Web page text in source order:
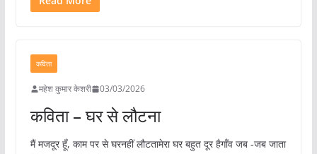
कविता
महेश कुमार केशरी 03/03/2026
कविता – घर से लौटना
मैं मजदूर हूँ, काम पर से घरनहीं लौटतामेरा घर बहुत दूर हैगाँव जब -जब जाता